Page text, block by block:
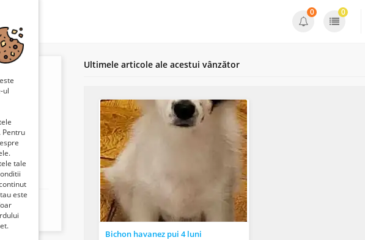
0 0
Ultimele articole ale acestui vânzător
Bichon havanez pui 4 luni
ul
Pentru
tale
este